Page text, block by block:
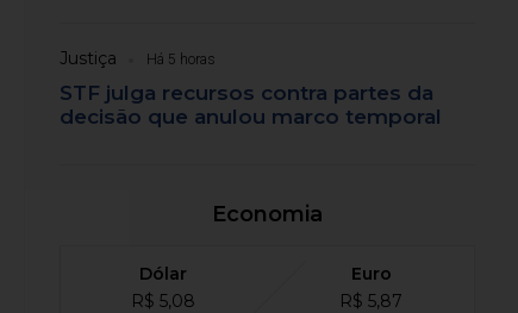
Justiça Há 5 horas
STF julga recursos contra partes da
decisão que anulou marco temporal
Economia
Dólar
R$ 5,08
Euro
R$ 5,87